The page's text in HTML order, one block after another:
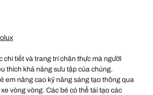
chi tiết và trang trí chân thực mà người
thích khả năng sưu tập của chúng.
em nâng cao kỹ năng sáng tạo thông qua
vòng vòng. Các bé có thể tái tạo các